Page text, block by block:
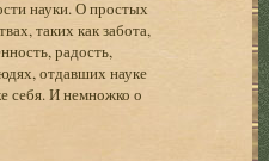
науки. О простых
таких как забота,
радость,
отдавших науке
себя. И немножко о